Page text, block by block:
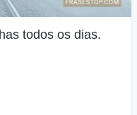
todos os dias.